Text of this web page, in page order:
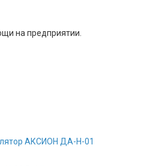
на предприятии.
АКСИОН ДА-Н-01